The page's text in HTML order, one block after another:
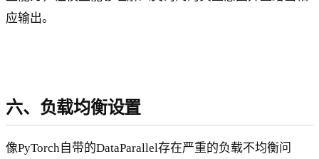
应输出。
六、负载均衡设置
像PyTorch自带的DataParallel存在严重的负载不均衡问